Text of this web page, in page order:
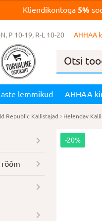
Kliendikontoga5%
P 10-19, R-L 10-20 AHHAA
Products
lemmikud AHHAA
Republic Kallistajad Helendav
-20%
rõõm